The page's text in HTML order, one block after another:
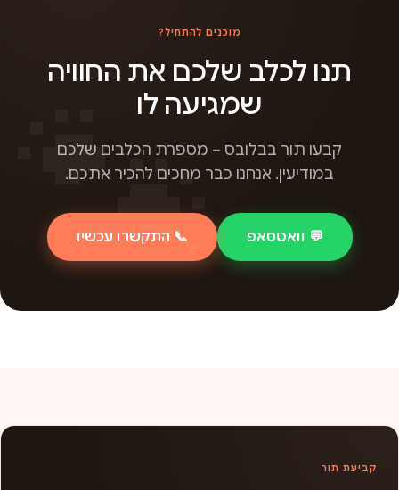
מוכנים להתחיל?
תנו לכלב שלכם את החוויה
שמגיעה לו
קבעו תור בבלובס – מספרת הכלבים שלכם
במודיעין. אנחנו כבר מחכים להכיר אתכם.
💬 וואטסאפ 📞 התקשרו עכשיו
קביעת תור